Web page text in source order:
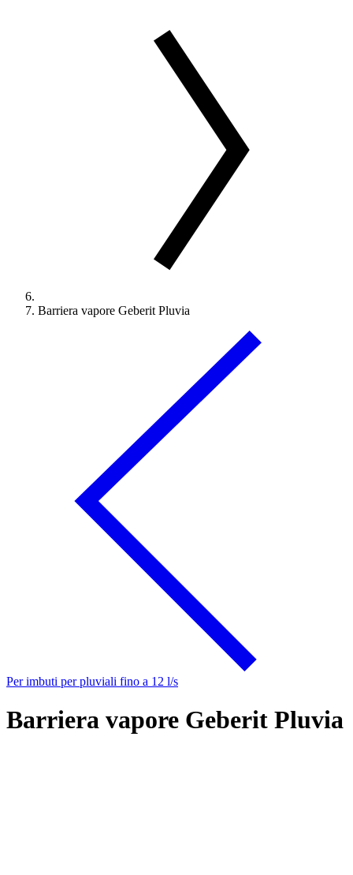
Barriera vapore Geberit Pluvia
Per imbuti per pluviali fino a 12 l/s
Barriera vapore Geberit Pluvia